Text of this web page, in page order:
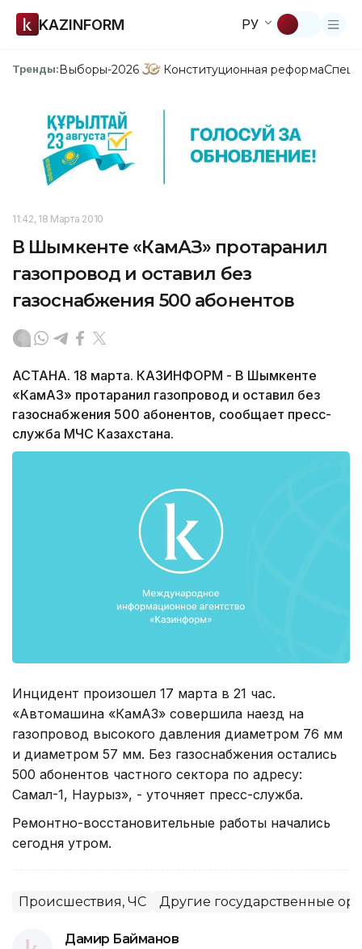
KAZINFORM РУ
Тренды:Выборы-2026 Конституционная реформа
11:42, 18 Марта 2010
В Шымкенте «КамАЗ» протаранил
газопровод и оставил без
газоснабжения 500 абонентов
АСТАНА. 18 марта. КАЗИНФОРМ - В Шымкенте
«КамАЗ» протаранил газопровод и оставил без
газоснабжения 500 абонентов, сообщает пресс-
служба МЧС Казахстана.
Инцидент произошел 17 марта в 21 час.
«Автомашина «КамАЗ» совершила наезд на
газопровод высокого давления диаметром 76 мм
и диаметром 57 мм. Без газоснабжения остались
500 абонентов частного сектора по адресу:
Самал-1, Наурыз», - уточняет пресс-служба.
Ремонтно-восстановительные работы начались
сегодня утром.
Происшествия, ЧС Другие государственные
Дамир Байманов